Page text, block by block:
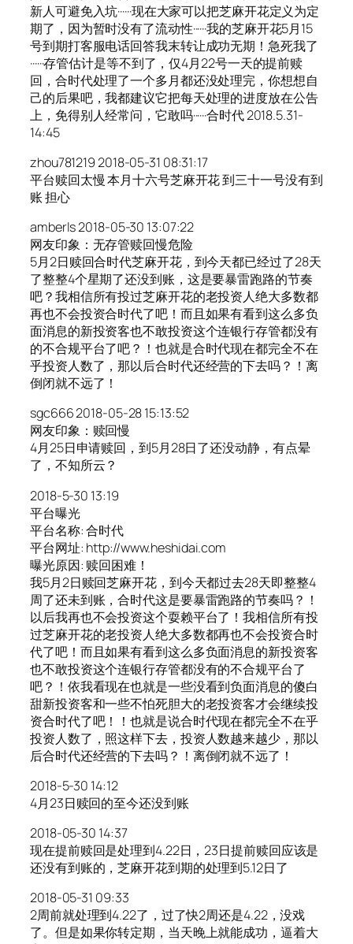
新人可避免入坑······现在大家可以把芝麻开花定义为定
期了，因为暂时没有了流动性······我的芝麻开花5月15
号到期打客服电话回答我末转让成功无期！急死我了
······存管估计是等不到了，仅4月22号一天的提前赎
回，合时代处理了一个多月都还没处理完，你想想自
己的后果吧，我都建议它把每天处理的进度放在公告
上，免得别人经常问，它敢吗······合时代 2018.5.31-
14:45
zhou781219 2018-05-31 08:31:17
平台赎回太慢 本月十六号芝麻开花 到三十一号没有到
账 担心
amberls 2018-05-30 13:07:22
网友印象：无存管赎回慢危险
5月2日赎回合时代芝麻开花，到今天都已经过了28天
了整整4个星期了还没到账，这是要暴雷跑路的节奏
吧？我相信所有投过芝麻开花的老投资人绝大多数都
再也不会投资合时代了吧！而且如果有看到这么多负
面消息的新投资客也不敢投资这个连银行存管都没有
的不合规平台了吧？！也就是合时代现在都完全不在
乎投资人数了，那以后合时代还经营的下去吗？！离
倒闭就不远了！
sgc666 2018-05-28 15:13:52
网友印象：赎回慢
4月25日申请赎回，到5月28日了还没动静，有点晕
了，不知所云？
2018-5-30 13:19
平台曝光
平台名称: 合时代
平台网址: http://www.heshidai.com
曝光原因: 赎回困难！
我5月2日赎回芝麻开花，到今天都过去28天即整整4
周了还未到账，合时代这是要暴雷跑路的节奏吗？！
以后我再也不会投资这个耍赖平台了！我相信所有投
过芝麻开花的老投资人绝大多数都再也不会投资合时
代了吧！而且如果有看到这么多负面消息的新投资客
也不敢投资这个连银行存管都没有的不合规平台了
吧？！依我看现在也就是一些没看到负面消息的傻白
甜新投资客和一些不怕死胆大的老投资客才会继续投
资合时代了吧！！也就是说合时代现在都完全不在乎
投资人数了，照这样下去，投资人数越来越少，那以
后合时代还经营的下去吗？！离倒闭就不远了！
2018-5-30 14:12
4月23日赎回的至今还没到账
2018-05-30 14:37
现在提前赎回是处理到4.22日，23日提前赎回应该是
还没有到账的，芝麻开花到期的处理到5.12日了
2018-05-31 09:33
2周前就处理到4.22了，过了快2周还是4.22，没戏
了。但是如果你转定期，当天晚上就能成功，逼着大